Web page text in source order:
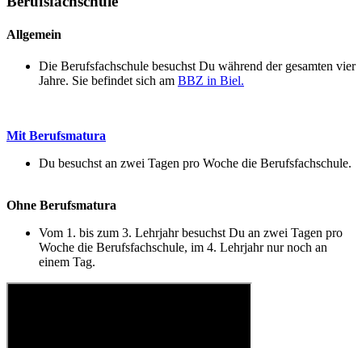
Allgemein
Die Berufsfachschule besuchst Du während der gesamten vier
Jahre. Sie befindet sich am BBZ in Biel.
Mit Berufsmatura
Du besuchst an zwei Tagen pro Woche die Berufsfachschule.
Ohne Berufsmatura
Vom 1. bis zum 3. Lehrjahr besuchst Du an zwei Tagen pro
Woche die Berufsfachschule, im 4. Lehrjahr nur noch an
einem Tag.